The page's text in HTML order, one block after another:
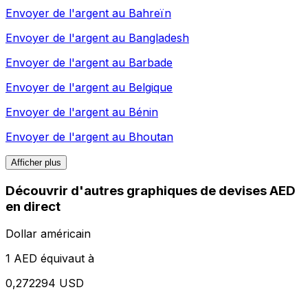
Envoyer de l'argent au Bahreïn
Envoyer de l'argent au Bangladesh
Envoyer de l'argent au Barbade
Envoyer de l'argent au Belgique
Envoyer de l'argent au Bénin
Envoyer de l'argent au Bhoutan
Afficher plus
Découvrir d'autres graphiques de devises AED
en direct
Dollar américain
1 AED équivaut à
0,272294 USD